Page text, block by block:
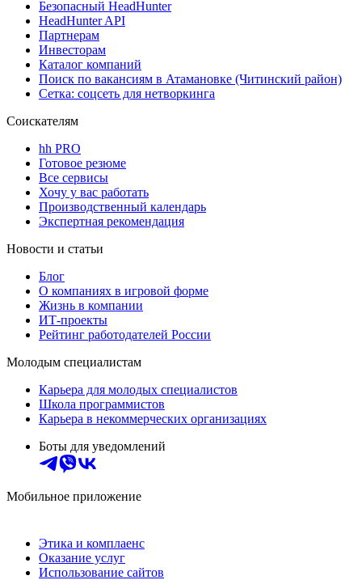
Безопасный HeadHunter
HeadHunter API
Партнерам
Инвесторам
Каталог компаний
Поиск по вакансиям в Атамановке (Читинский район)
Сетка: соцсеть для нетворкинга
Соискателям
hh PRO
Готовое резюме
Все сервисы
Хочу у вас работать
Производственный календарь
Экспертная рекомендация
Новости и статьи
Блог
О компаниях в игровой форме
Жизнь в компании
ИТ-проекты
Рейтинг работодателей России
Молодым специалистам
Карьера для молодых специалистов
Школа программистов
Карьера в некоммерческих организациях
Боты для уведомлений
Мобильное приложение
Этика и комплаенс
Оказание услуг
Использование сайтов